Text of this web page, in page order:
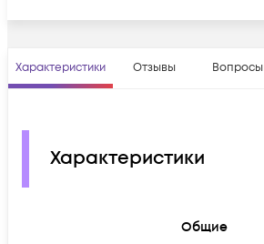
Характеристики Отзывы Вопросы
Характеристики
Общие